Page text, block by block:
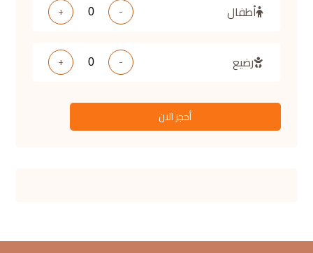
أطفال -
+
رضيع -
+
أحجز الان